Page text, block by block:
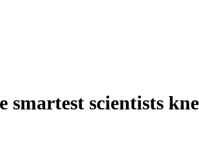
smartest scientists